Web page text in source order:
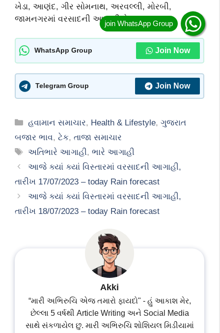
ખેડા, આણંદ, ગીર સોમનાથ, અરવલ્લી, મોરબી,
જામનગરમાં વરસાદની આગાહી છે.
WhatsApp Group Join Now
Telegram Group Join Now
Categories
હવામાન સમાચાર, Health & Lifestyle,ગુજરાત
બજાર ભાવ, ટેક, તાજા સમાચાર
Tags
અતિભારે આગાહી,ભારે આગાહી
આજે ક્યાં ક્યાં વિસ્તારમાં વરસાદની આગાહી,
તારીખ 17/07/2023 – today Rain forecast
આજે ક્યાં ક્યાં વિસ્તારમાં વરસાદની આગાહી,
તારીખ 18/07/2023 – today Rain forecast
Akki
“મારી અભિરુચિ એજ તમારો ફાયદો" - હું આકાશ મેર,
છેલ્લા 5 વર્ષથી Article Writing અને Social Media
સાથે સંકળાયેલ છુ. મારી અભિરુચિ શોશિયલ મિડીયામાં